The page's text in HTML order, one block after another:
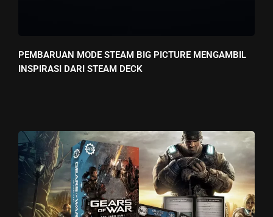
PEMBARUAN MODE STEAM BIG PICTURE MENGAMBIL
INSPIRASI DARI STEAM DECK